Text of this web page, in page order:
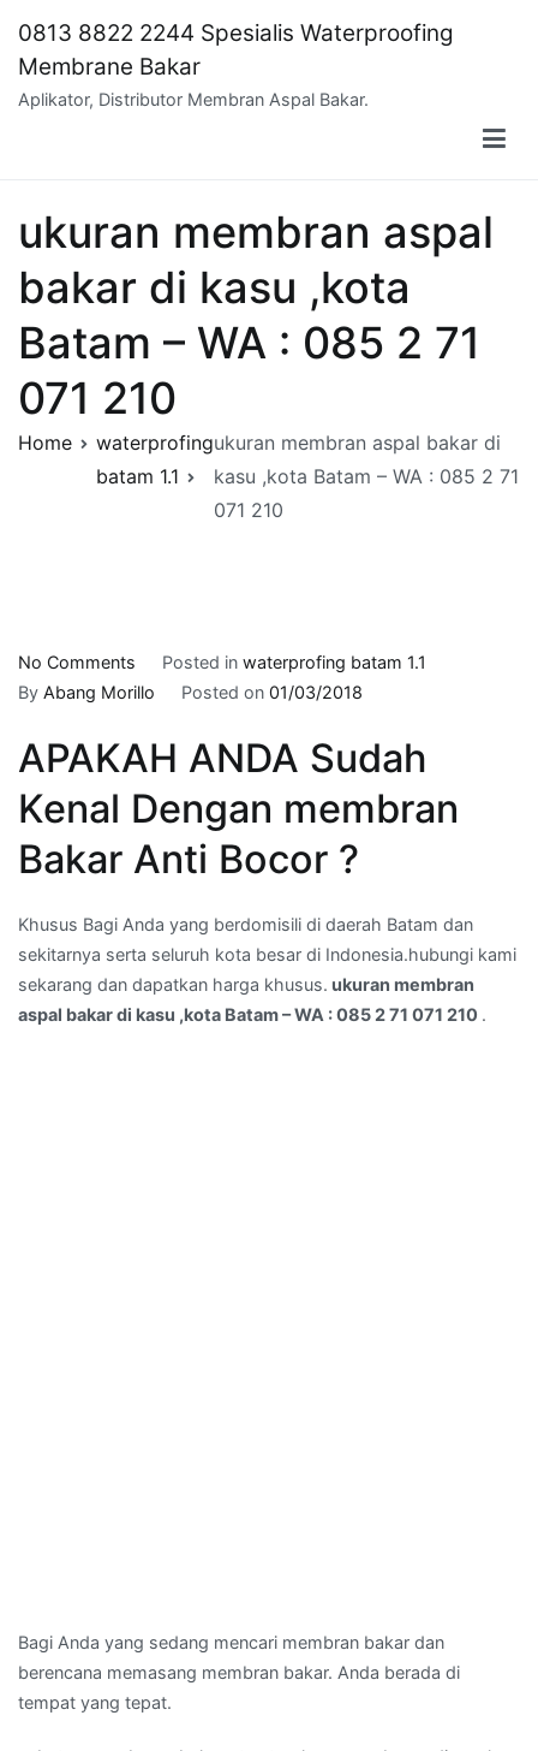
content
0813 8822 2244 Spesialis Waterproofing
Membrane Bakar
Aplikator, Distributor Membran Aspal Bakar.
ukuran membran aspal
bakar di kasu ,kota
Batam – WA : 085 2 71
071 210
Home
waterprofing
batam 1.1
ukuran membran aspal bakar di
kasu ,kota Batam – WA : 085 2 71
071 210
No Comments
ukuran
aspal
kasu
,kota
–
WA
:
085
Posted in waterprofing batam 1.1
By Abang Morillo Posted on 01/03/2018
APAKAH ANDA Sudah
Kenal Dengan membran
Bakar Anti Bocor ?
Khusus Bagi Anda yang berdomisili di daerah Batam dan
sekitarnya serta seluruh kota besar di Indonesia.hubungi kami
sekarang dan dapatkan harga khusus. ukuran membran
aspal bakar di kasu ,kota Batam – WA : 085 2 71 071 210 .
Bagi Anda yang sedang mencari membran bakar dan
berencana memasang membran bakar. Anda berada di
tempat yang tepat.